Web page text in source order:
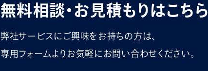
無料相談・お見積もりはこちら
弊社サービスにご興味をお持ちの方は、
専用フォームよりお気軽にお問い合わせください。